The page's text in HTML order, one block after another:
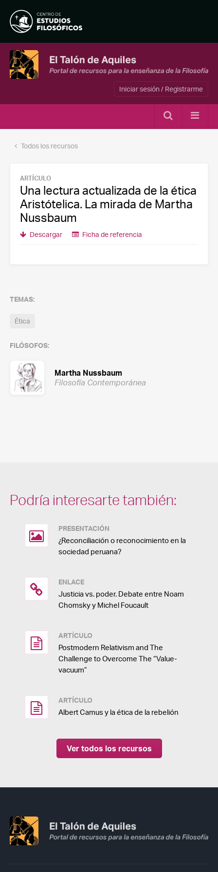
Iniciar sesión / Registrarme
Todos los recursos
ARTÍCULO
Una lectura actualizada de la ética
Aristótelica. La mirada de Martha
Nussbaum
Descargar Ficha de referencia
TEMAS:
Ética
FILÓSOFOS:
Martha Nussbaum
Filosofía Contemporánea
Podría interesarte también:
PRESENTACIÓN
¿Reconciliación o reconocimiento en la
sociedad peruana?
ENLACE
Justicia vs. poder. Debate entre Noam
Chomsky y Michel Foucault
ARTÍCULO
Postmodern Relativism and The
Challenge to Overcome The “Value-
vacuum”
ARTÍCULO
Albert Camus y la ética de la rebelión
Ver todos los recursos